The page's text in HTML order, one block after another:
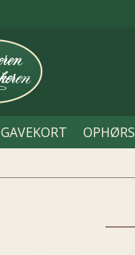
GAVEKORT